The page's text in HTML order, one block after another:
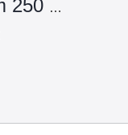
Tai nghe JBL Quantum 250 - Chính Hãng